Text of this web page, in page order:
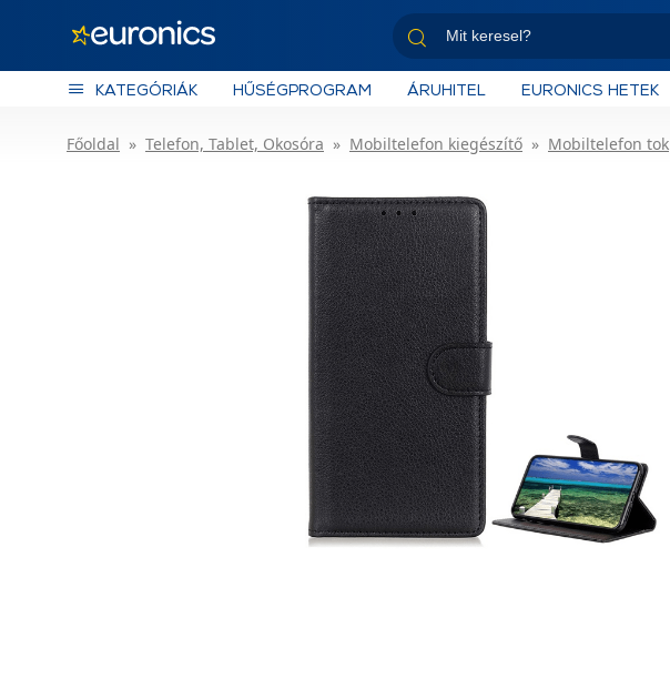
KATEGÓRIÁK HŰSÉGPROGRAM ÁRUHITEL EURONICS HETEK
Főoldal Telefon, Tablet, Okosóra Mobiltelefon kiegészítő Mobiltelefon tok